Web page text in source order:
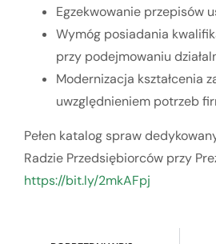
Egzekwowanie przepisów
Wymóg posiadania
przy podejmowaniu
Modernizacja kształcenia
uwzględnieniem potrzeb
Pełen katalog spraw
Radzie Przedsiębiorców przy
https://bit.ly/2mkAFpj